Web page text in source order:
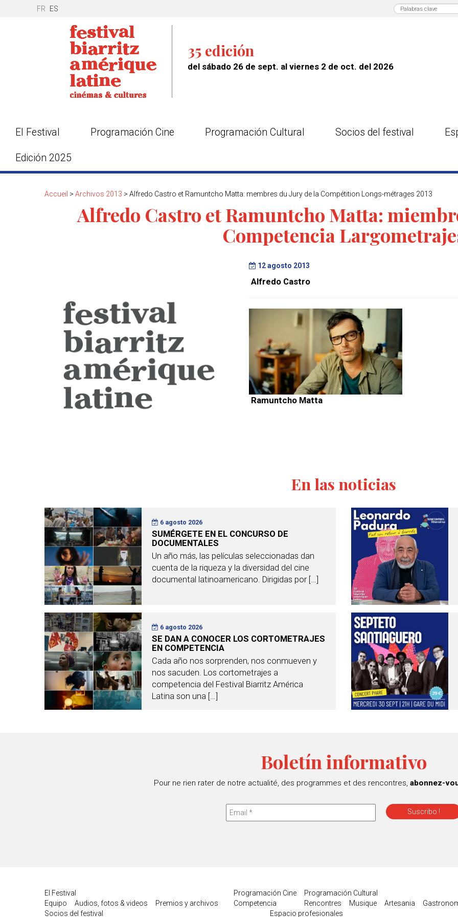
FR ES
35 edición
del sábado 26 de sept. al viernes 2 de oct. del 2026
El Festival Programación Cine Programación Cultural Socios del festival
Edición 2025
Accueil > Archivos 2013 > Alfredo Castro et Ramuntcho Matta: membres du Jury de la Compétition Longs-métrages 2013
Alfredo Castro et Ramuntcho Matta:
Competencia
12 agosto 2013
Alfredo Castro
Ramuntcho Matta
En las noticias
6 agosto 2026
SUMÉRGETE EN EL CONCURSO DE
DOCUMENTALES
Un año más, las películas seleccionadas dan
cuenta de la riqueza y la diversidad del cine
documental latinoamericano. Dirigidas por […]
6 agosto 2026
SE DAN A CONOCER LOS CORTOMETRAJES
EN COMPETENCIA
Cada año nos sorprenden, nos conmueven y
nos sacuden. Los cortometrajes a
competencia del Festival Biarritz América
Latina son una […]
Boletín informativo
Pour ne rien rater de notre actualité, des programmes et des rencontres, abonnez-
El Festival
Equipo
Audios, fotos & videos Premios y archivos
Programación Cine
Competencia
Programación Cultural
Rencontres
Musique Artesania
Socios del festival
Espacio profesionales